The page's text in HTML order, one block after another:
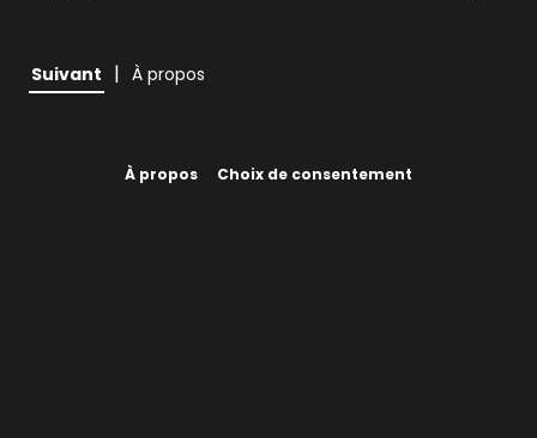
Suivant | À propos
À propos Choix de consentement